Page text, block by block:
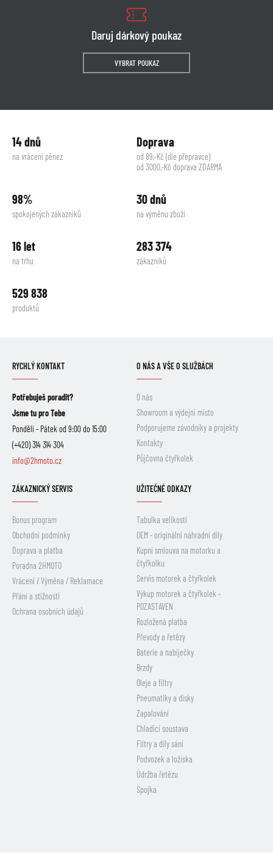
Daruj dárkový poukaz
VYBRAT POUKAZ
14 dnů
na vrácení pěnez
Doprava
od 89,-Kč (dle přepravce)
od 3000,-Kč doprava ZDARMA
98%
spokojených zákazníků
30 dnů
na výměnu zboží
16 let
na trhu
283 374
zákazníků
529 838
produktů
RYCHLÝ KONTAKT
Potřebuješ poradit?
Jsme tu pro Tebe
Pondělí - Pátek od 9:00 do 15:00
(+420) 314 314 304
info@2hmoto.cz
O NÁS A VŠE O SLUŽBÁCH
O nás
Showroom a výdejní místo
Podporujeme závodníky a projekty
Kontakty
Půjčovna čtyřkolek
ZÁKAZNICKÝ SERVIS
Bonus program
Obchodní podmínky
Doprava a platba
Poradna 2HMOTO
Vrácení / Výměna / Reklamace
Přání a stížnosti
Ochrana osobních údajů
UŽITEČNÉ ODKAZY
Tabulka velikostí
OEM - originální náhradní díly
Kupní smlouva na motorku a
čtyřkolku
Servis motorek a čtyřkolek
Výkup motorek a čtyřkolek -
POZASTAVEN
Rozložená platba
Převody a řetězy
Baterie a nabíječky
Brzdy
Oleje a filtry
Pneumatiky a disky
Zapalování
Chladicí soustava
Filtry a díly sání
Podvozek a ložiska
Údržba řetězu
Spojka